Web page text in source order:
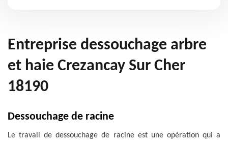
Entreprise dessouchage arbre
et haie Crezancay Sur Cher
18190
Dessouchage de racine
Le travail de dessouchage de racine est une opération qui a